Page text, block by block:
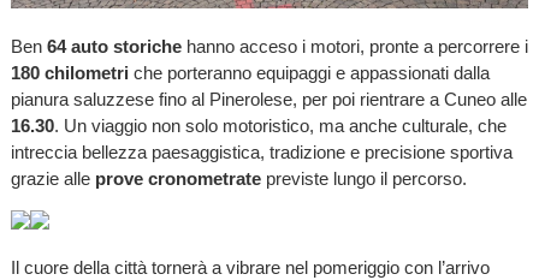
Ben 64 auto storichehanno acceso i motori, pronte a percorrere i
180 chilometri che porteranno equipaggi e appassionati dalla
pianura saluzzese fino al Pinerolese, per poi rientrare a Cuneo alle
16.30. Un viaggio non solo motoristico, ma anche culturale, che
intreccia bellezza paesaggistica, tradizione e precisione sportiva
grazie alle prove cronometratepreviste lungo il percorso.
Il cuore della città tornerà a vibrare nel pomeriggio con l’arrivo